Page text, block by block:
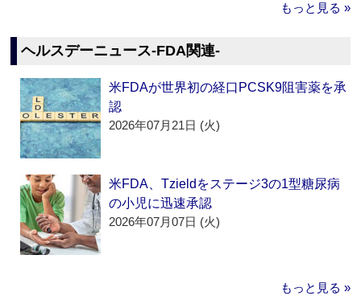
もっと見る »
ヘルスデーニュース‐FDA関連‐
米FDAが世界初の経口PCSK9阻害薬を承
認
2026年07月21日 (火)
米FDA、Tzieldをステージ3の1型糖尿病
の小児に迅速承認
2026年07月07日 (火)
もっと見る »